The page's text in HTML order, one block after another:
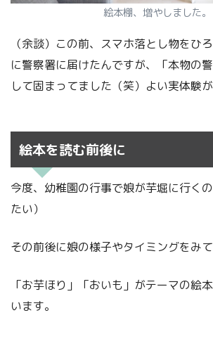
絵本棚、増やしました。
（余談）この前、スマホ落とし物をひ
に警察署に届けたんですが、「本物の
して固まってました（笑）よい実体験が
絵本を読む前後に
今度、幼稚園の行事で娘が芋堀に行く
たい）
その前後に娘の様子やタイミングをみて
「お芋ほり」「おいも」がテーマの絵
います。